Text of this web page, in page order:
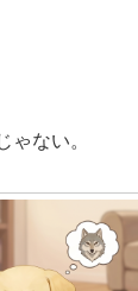
ゃない。